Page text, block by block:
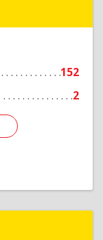
152
2
Подробнее